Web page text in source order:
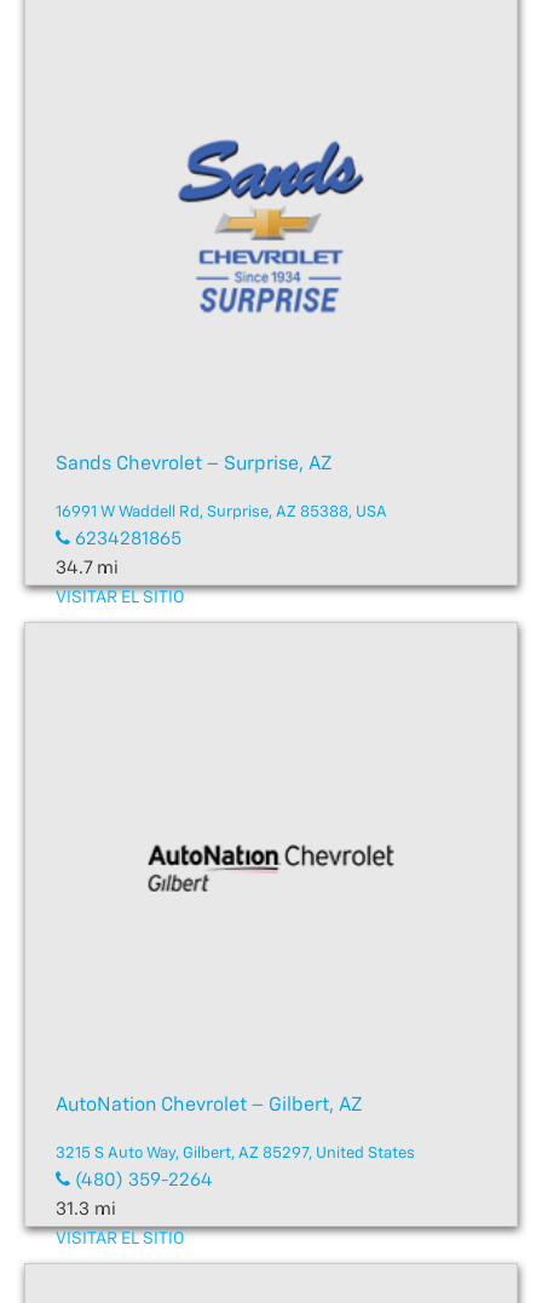
Sands Chevrolet – Surprise, AZ
16991 W Waddell Rd, Surprise, AZ 85388, USA
6234281865
34.7 mi
VISITAR EL SITIO
AutoNation Chevrolet – Gilbert, AZ
3215 S Auto Way, Gilbert, AZ 85297, United States
(480) 359-2264
31.3 mi
VISITAR EL SITIO